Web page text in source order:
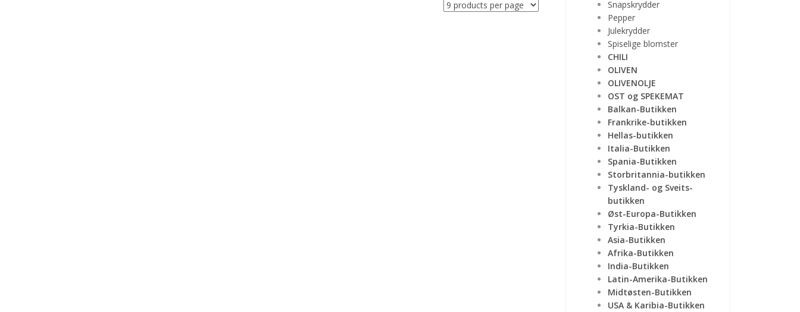
Snapskrydder
Pepper
Julekrydder
Spiselige blomster
CHILI
OLIVEN
OLIVENOLJE
OST og SPEKEMAT
Balkan-Butikken
Frankrike-butikken
Hellas-butikken
Italia-Butikken
Spania-Butikken
Storbritannia-butikken
Tyskland- og Sveits-
butikken
Øst-Europa-Butikken
Tyrkia-Butikken
Asia-Butikken
Afrika-Butikken
India-Butikken
Latin-Amerika-Butikken
Midtøsten-Butikken
USA & Karibia-Butikken